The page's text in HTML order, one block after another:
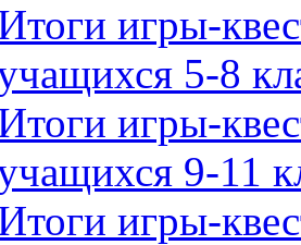
игры-
5-8
игры-
9-11
игры-